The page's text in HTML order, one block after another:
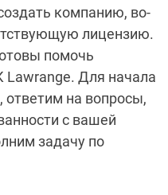
компанию, во-
лицензию.
помочь
Для начала
ответим на вопросы,
с вашей
задачу по